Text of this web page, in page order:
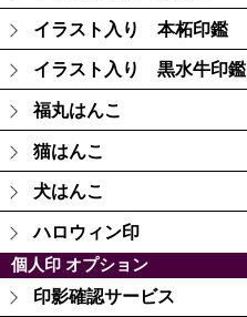
イラスト入り 本柘印鑑
イラスト入り 黒水牛印鑑
福丸はんこ
猫はんこ
犬はんこ
ハロウィン印
個人印 オプション
印影確認サービス